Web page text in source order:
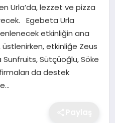
Urla’da, lezzet ve pizza
Egebeta Urla
etkinliğin ana
etkinliğe Zeus
Sunfruits, Sütçüoğlu, Söke
da destek